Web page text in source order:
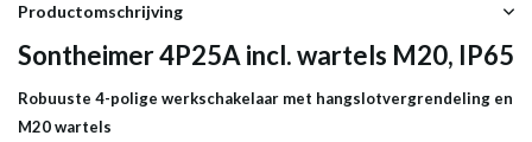
Productomschrijving
Sontheimer 4P25A incl. wartels M20, IP65
Robuuste 4-polige werkschakelaar met hangslotvergrendeling en
M20 wartels